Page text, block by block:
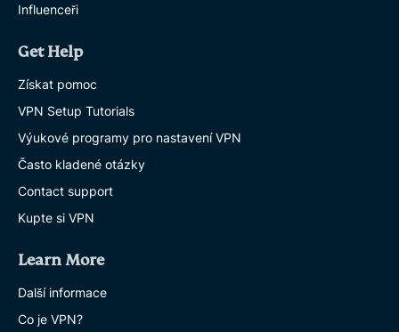
Influenceři
Get Help
Získat pomoc
VPN Setup Tutorials
Výukové programy pro nastavení VPN
Často kladené otázky
Contact support
Kupte si VPN
Learn More
Další informace
Co je VPN?